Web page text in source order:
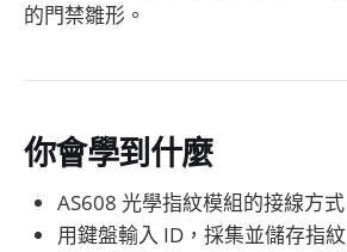
的門禁雛形。
你會學到什麼
AS608 光學指紋模組的接線方式
用鍵盤輸入 ID，採集並儲存指紋